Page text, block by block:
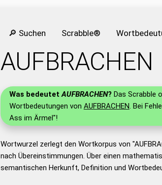
🔎 Suchen Scrabble®
AUFBRACHEN
Was bedeutetAUFBRACHEN? Das Scrabble
Wortbedeutungen von AUFBRACHEN. Bei
Ass im Ärmel"!
Wortwurzel zerlegt den Wortkorpus von
nach Übereinstimmungen. Über einen
semantischen Herkunft, Definition und